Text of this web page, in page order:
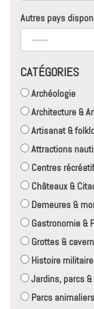
Autres pays
CATÉGORIES
Archéologie
Architecture &
Artisanat &
Attractions
Centres
Châteaux &
Demeures &
Gastronomie &
Grottes &
Histoire militaire
Jardins, parcs
Parcs